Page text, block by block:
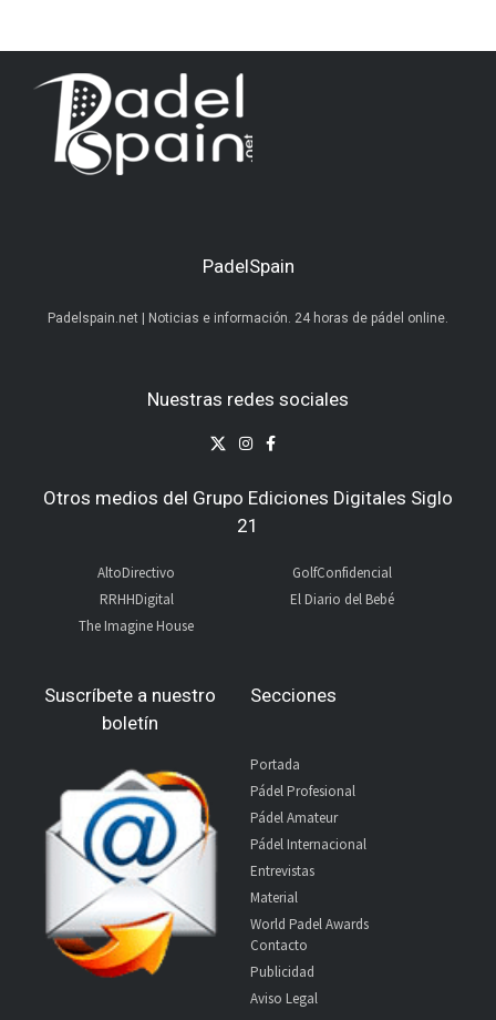
PadelSpain
Padelspain.net | Noticias e información. 24 horas de pádel online.
Nuestras redes sociales
Otros medios del Grupo Ediciones Digitales Siglo
21
AltoDirectivo
RRHHDigital
The Imagine House
GolfConfidencial
El Diario del Bebé
Suscríbete a nuestro
boletín
Secciones
Portada
Pádel Profesional
Pádel Amateur
Pádel Internacional
Entrevistas
Material
World Padel Awards
Contacto
Publicidad
Aviso Legal